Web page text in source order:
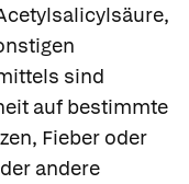
sind
auf bestimmte
Fieber oder
andere